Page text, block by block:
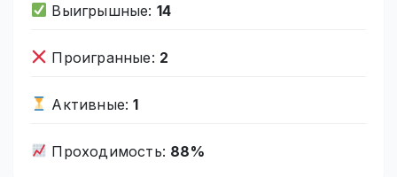
Выигрышные: 14
Проигранные: 2
Активные:1
Проходимость: 88%